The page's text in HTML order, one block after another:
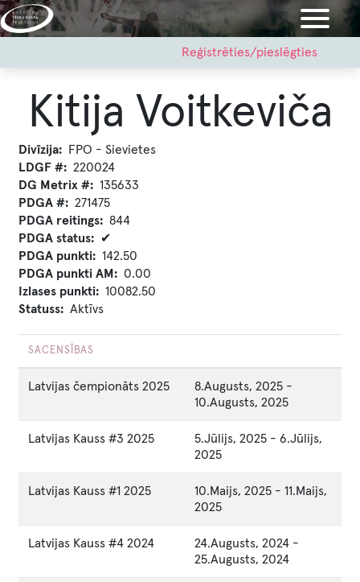
Pārlekt
uz
menu
Reģistrēties/pieslēgties
Kitija Voitkeviča
Divīzija
FPO - Sievietes
LDGF #
220024
DG Metrix #
135633
PDGA #
271475
PDGA reitings
844
PDGA status
✔
PDGA punkti
142.50
PDGA punkti AM
0.00
Izlases punkti
10082.50
Statuss
Aktīvs
SACENSĪBAS
Latvijas čempionāts 2025 8.Augusts, 2025 -
10.Augusts, 2025
Latvijas Kauss #3 2025 5.Jūlijs, 2025 - 6.Jūlijs,
2025
Latvijas Kauss #1 2025 10.Maijs, 2025 - 11.Maijs,
2025
Latvijas Kauss #4 2024 24.Augusts, 2024 -
25.Augusts, 2024